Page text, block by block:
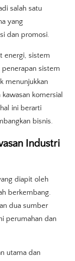
salah satu
yang
dan promosi.
energi, sistem
sistem
menunjukkan
komersial
ini berarti
bisnis.
Industri
diapit oleh
berkembang.
dua sumber
perumahan dan
utama dan